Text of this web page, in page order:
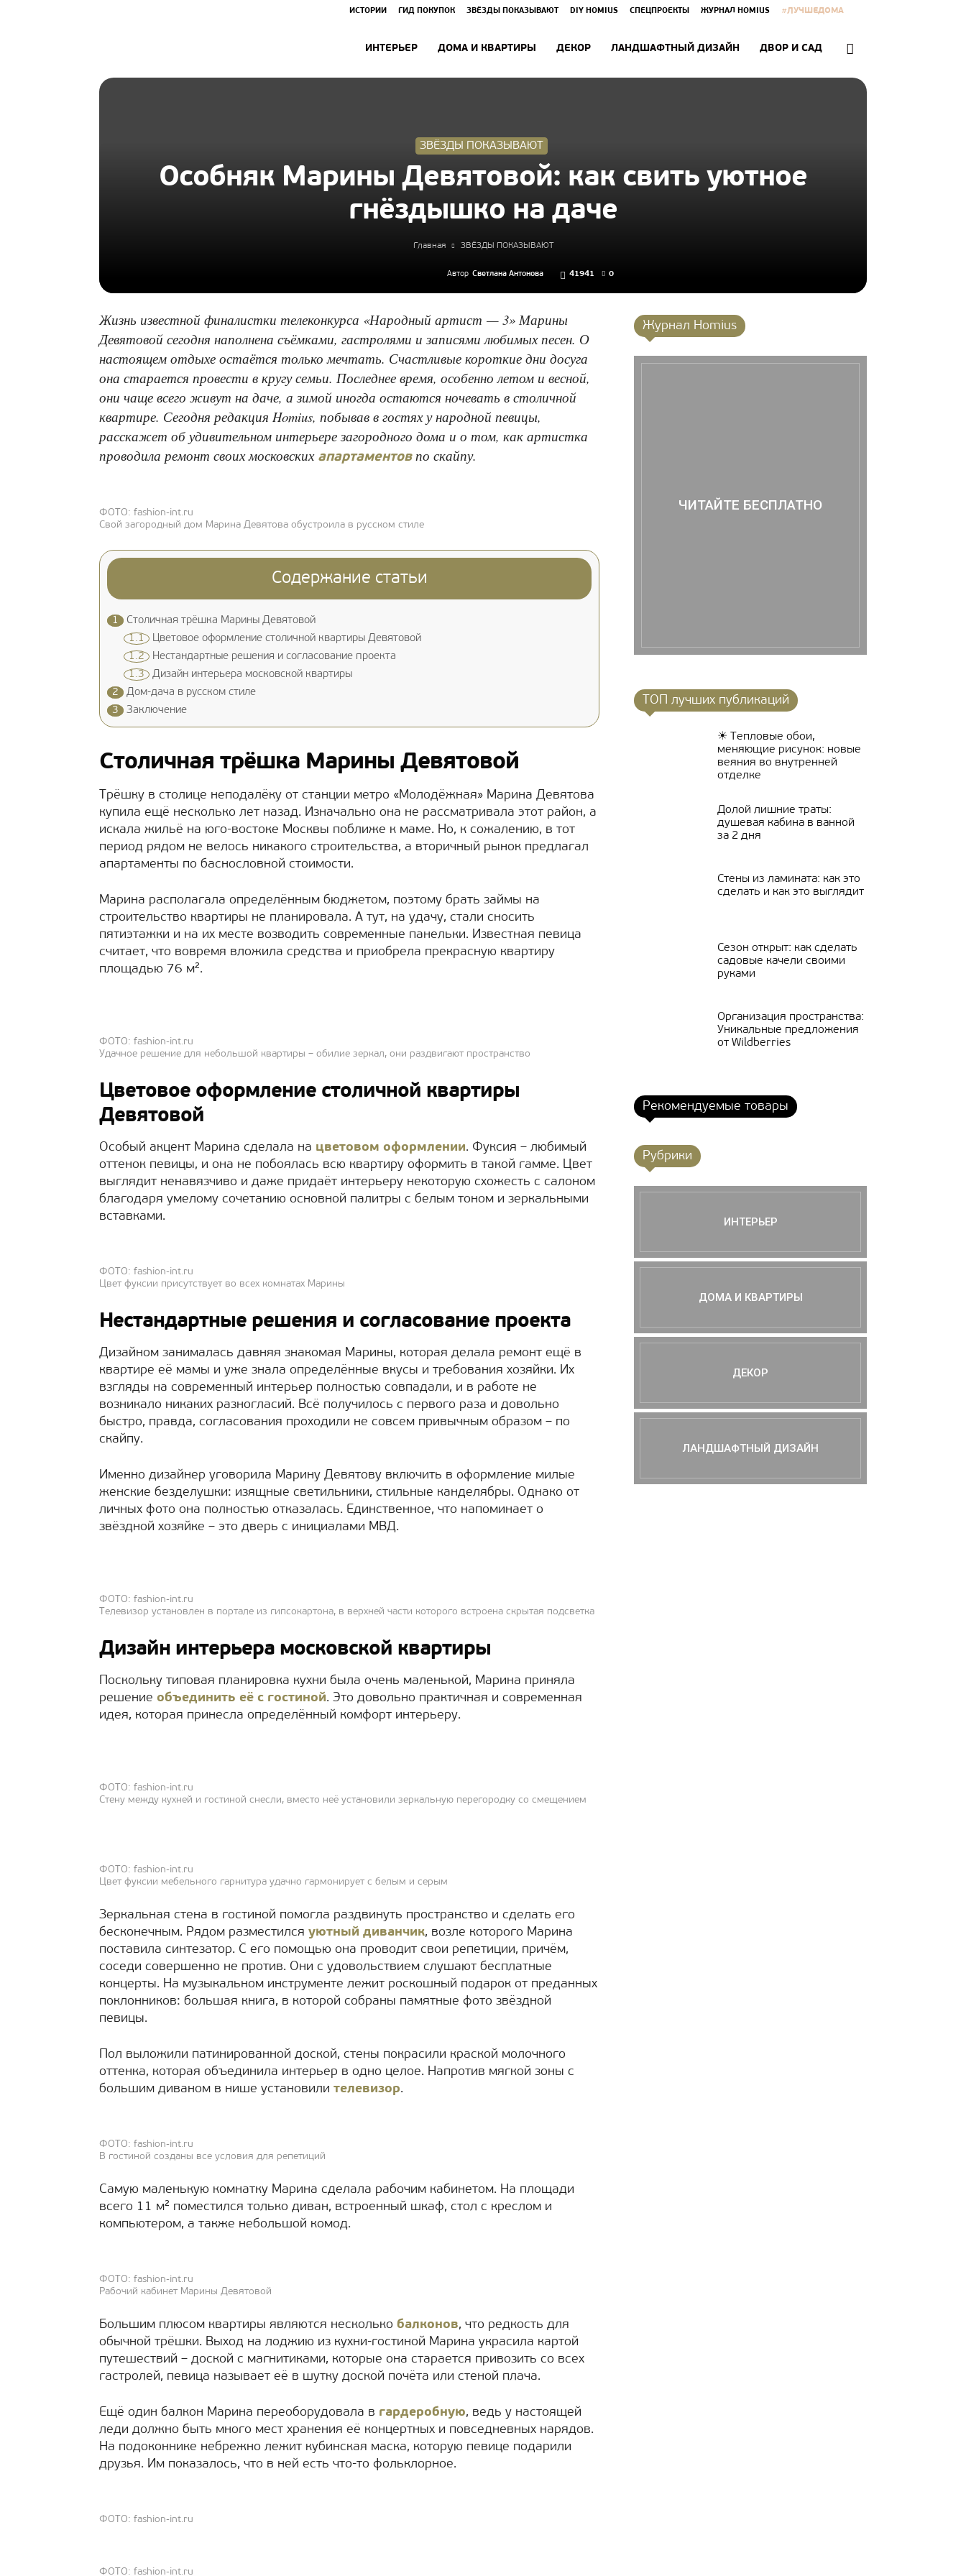
ИСТОРИИ ГИД ПОКУПОК ЗВЁЗДЫ ПОКАЗЫВАЮТ DIY HOMIUS СПЕЦПРОЕКТЫ ЖУРНАЛ HOMIUS #ЛУЧШЕДОМА
ИНТЕРЬЕР ДОМА И КВАРТИРЫ ДЕКОР ЛАНДШАФТНЫЙ ДИЗАЙН ДВОР И САД
ЗВЁЗДЫ ПОКАЗЫВАЮТ
Особняк Марины Девятовой: как свить уютное
гнёздышко на даче
Главная ЗВЁЗДЫ ПОКАЗЫВАЮТ
Автор Светлана Антонова 41941 0
Жизнь известной финалистки телеконкурса «Народный артист — 3» Марины
Девятовой сегодня наполнена съёмками, гастролями и записями любимых песен. О
настоящем отдыхе остаётся только мечтать. Счастливые короткие дни досуга
она старается провести в кругу семьи. Последнее время, особенно летом и весной,
они чаще всего живут на даче, а зимой иногда остаются ночевать в столичной
квартире. Сегодня редакция Homius, побывав в гостях у народной певицы,
расскажет об удивительном интерьере загородного дома и о том, как артистка
проводила ремонт своих московских апартаментовпо скайпу.
ФОТО: fashion-int.ru
Свой загородный дом Марина Девятова обустроила в русском стиле
Содержание статьи
1
Столичная трёшка Марины Девятовой
1.1 Цветовое оформление столичной квартиры Девятовой
1.2 Нестандартные решения и согласование проекта
1.3 Дизайн интерьера московской квартиры
2
Дом-дача в русском стиле
3
Заключение
Столичная трёшка Марины Девятовой
Трёшку в столице неподалёку от станции метро «Молодёжная» Марина Девятова
купила ещё несколько лет назад. Изначально она не рассматривала этот район, а
искала жильё на юго-востоке Москвы поближе к маме. Но, к сожалению, в тот
период рядом не велось никакого строительства, а вторичный рынок предлагал
апартаменты по баснословной стоимости.
Марина располагала определённым бюджетом, поэтому брать займы на
строительство квартиры не планировала. А тут, на удачу, стали сносить
пятиэтажки и на их месте возводить современные панельки. Известная певица
считает, что вовремя вложила средства и приобрела прекрасную квартиру
площадью 76 м².
ФОТО: fashion-int.ru
Удачное решение для небольшой квартиры – обилие зеркал, они раздвигают пространство
Цветовое оформление столичной квартиры
Девятовой
Особый акцент Марина сделала на цветовом оформлении. Фуксия – любимый
оттенок певицы, и она не побоялась всю квартиру оформить в такой гамме. Цвет
выглядит ненавязчиво и даже придаёт интерьеру некоторую схожесть с салоном
благодаря умелому сочетанию основной палитры с белым тоном и зеркальными
вставками.
ФОТО: fashion-int.ru
Цвет фуксии присутствует во всех комнатах Марины
Нестандартные решения и согласование проекта
Дизайном занималась давняя знакомая Марины, которая делала ремонт ещё в
квартире её мамы и уже знала определённые вкусы и требования хозяйки. Их
взгляды на современный интерьер полностью совпадали, и в работе не
возникало никаких разногласий. Всё получилось с первого раза и довольно
быстро, правда, согласования проходили не совсем привычным образом – по
скайпу.
Именно дизайнер уговорила Марину Девятову включить в оформление милые
женские безделушки: изящные светильники, стильные канделябры. Однако от
личных фото она полностью отказалась. Единственное, что напоминает о
звёздной хозяйке – это дверь с инициалами МВД.
ФОТО: fashion-int.ru
Телевизор установлен в портале из гипсокартона, в верхней части которого встроена скрытая подсветка
Дизайн интерьера московской квартиры
Поскольку типовая планировка кухни была очень маленькой, Марина приняла
решение объединить её с гостиной. Это довольно практичная и современная
идея, которая принесла определённый комфорт интерьеру.
ФОТО: fashion-int.ru
Стену между кухней и гостиной снесли, вместо неё установили зеркальную перегородку со смещением
ФОТО: fashion-int.ru
Цвет фуксии мебельного гарнитура удачно гармонирует с белым и серым
Зеркальная стена в гостиной помогла раздвинуть пространство и сделать его
бесконечным. Рядом разместился уютный диванчик, возле которого Марина
поставила синтезатор. С его помощью она проводит свои репетиции, причём,
соседи совершенно не против. Они с удовольствием слушают бесплатные
концерты. На музыкальном инструменте лежит роскошный подарок от преданных
поклонников: большая книга, в которой собраны памятные фото звёздной
певицы.
Пол выложили патинированной доской, стены покрасили краской молочного
оттенка, которая объединила интерьер в одно целое. Напротив мягкой зоны с
большим диваном в нише установили телевизор.
ФОТО: fashion-int.ru
В гостиной созданы все условия для репетиций
Самую маленькую комнатку Марина сделала рабочим кабинетом. На площади
всего 11 м² поместился только диван, встроенный шкаф, стол с креслом и
компьютером, а также небольшой комод.
ФОТО: fashion-int.ru
Рабочий кабинет Марины Девятовой
Большим плюсом квартиры являются несколько балконов, что редкость для
обычной трёшки. Выход на лоджию из кухни-гостиной Марина украсила картой
путешествий – доской с магнитиками, которые она старается привозить со всех
гастролей, певица называет её в шутку доской почёта или стеной плача.
Ещё один балкон Марина переоборудовала в гардеробную, ведь у настоящей
леди должно быть много мест хранения её концертных и повседневных нарядов.
На подоконнике небрежно лежит кубинская маска, которую певице подарили
друзья. Им показалось, что в ней есть что-то фольклорное.
ФОТО: fashion-int.ru
ФОТО: fashion-int.ru
Журнал Homius
ЧИТАЙТЕ БЕСПЛАТНО
ТОП лучших публикаций
☀ Тепловые обои,
меняющие рисунок: новые
веяния во внутренней
отделке
Долой лишние траты:
душевая кабина в ванной
за 2 дня
Стены из ламината: как это
сделать и как это выглядит
Сезон открыт: как сделать
садовые качели своими
руками
Организация пространства:
Уникальные предложения
от Wildberries
Рекомендуемые товары
Рубрики
ИНТЕРЬЕР
ДОМА И КВАРТИРЫ
ДЕКОР
ЛАНДШАФТНЫЙ ДИЗАЙН